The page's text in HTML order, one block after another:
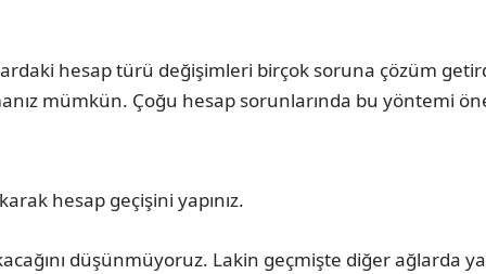
hesap türü değişimleri birçok soruna çözüm
mümkün. Çoğu hesap sorunlarında bu yöntemi
hesap geçişini yapınız.
düşünmüyoruz. Lakin geçmişte diğer